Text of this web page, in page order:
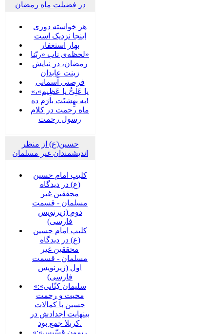
در فضیلت ماه رمضان
هر خواسته دوری
اینجا نزدیک است
بهار استغفار
لحظه‌ی ناب «ربّنا»
رمضان، در نیایش
زینت عابدان
فرصتی آسمانی
«یا عَلِیُّ یا عَظِیم»،
به بهِشتَت بارَم ده!
ماه رحمت در کلام
رسول رحمت
حسین(ع) از منظر
اندیشمندان غیر مسلمان
کلیپ امام حسین
(ع) در دیدگاه
محققین غیر
مسلمان - قسمت
دوم (زیرنویس
فارسی)
کلیپ امام حسین
(ع) در دیدگاه
محققین غیر
مسلمان - قسمت
اول (زیرنویس
فارسی)
«سلیمان کِتّانی»:
محبت و رحمت
حسین با کمالات
بینهایت اجدادش در
کربلا جمع بود.
«ریمون قسّیس»: